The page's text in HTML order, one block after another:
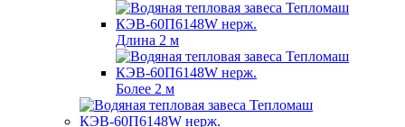
Длина 2 м
Более 2 м